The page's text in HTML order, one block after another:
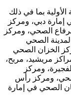
بما في ذلك
دبي، ومركز
الصحي، ومركز
الصحي
الخزان الصحي
مريشيد، مربح،
ومركز
ومركز رأس
الصحي في إمارة